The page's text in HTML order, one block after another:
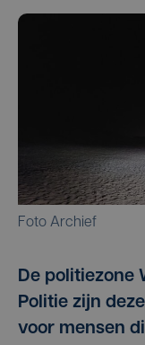
Foto Archief
De politiezone
Politie zijn
voor mensen